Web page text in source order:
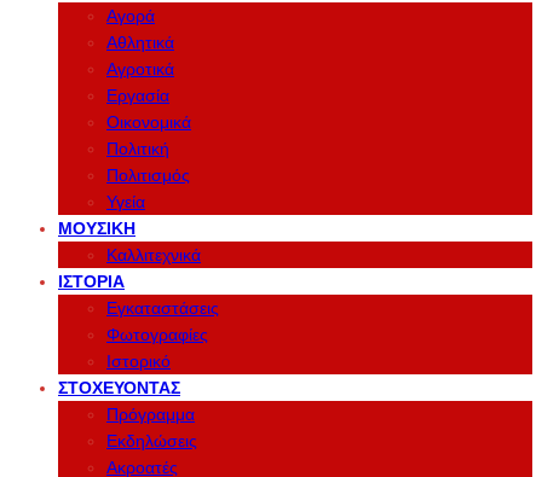
Αγορά
Αθλητικά
Αγροτικά
Εργασία
Οικονομικά
Πολιτική
Πολιτισμός
Υγεία
ΜΟΥΣΙΚΉ
Καλλιτεχνικά
ΙΣΤΟΡΊΑ
Εγκαταστάσεις
Φωτογραφίες
Ιστορικό
ΣΤΟΧΕΎΟΝΤΑΣ
Πρόγραμμα
Εκδηλώσεις
Ακροατές